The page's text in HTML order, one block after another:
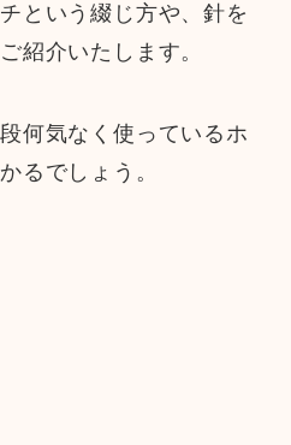
という綴じ方や、針を
紹介いたします。
何気なく使っているホ
るでしょう。